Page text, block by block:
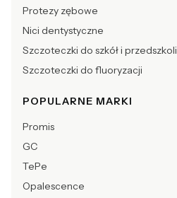
Protezy zębowe
Nici dentystyczne
Szczoteczki do szkół i przedszkoli
Szczoteczki do fluoryzacji
POPULARNE MARKI
Promis
GC
TePe
Opalescence